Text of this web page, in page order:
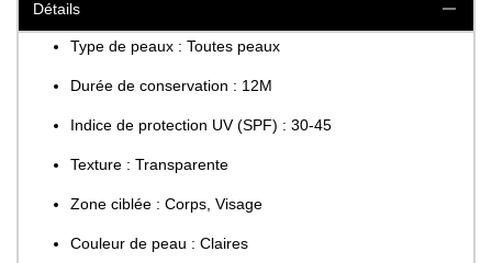
Détails
Type de peaux : Toutes peaux
Durée de conservation : 12M
Indice de protection UV (SPF) : 30-45
Texture : Transparente
Zone ciblée : Corps, Visage
Couleur de peau : Claires